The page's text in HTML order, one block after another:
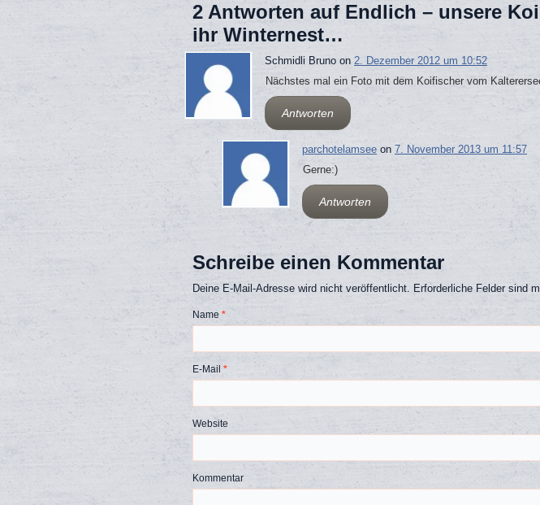
2 Antworten auf Endlich – unsere
ihr Winternest…
Schmidli Bruno on 2. Dezember 2012 um 10:52
Nächstes mal ein Foto mit dem Koifischer vom
Antworten
parchotelamsee on 7. November 2013 um 11:57
Gerne:)
Antworten
Schreibe einen Kommentar
Deine E-Mail-Adresse wird nicht veröffentlicht. Erforderliche Felder sind
Name *
E-Mail *
Website
Kommentar